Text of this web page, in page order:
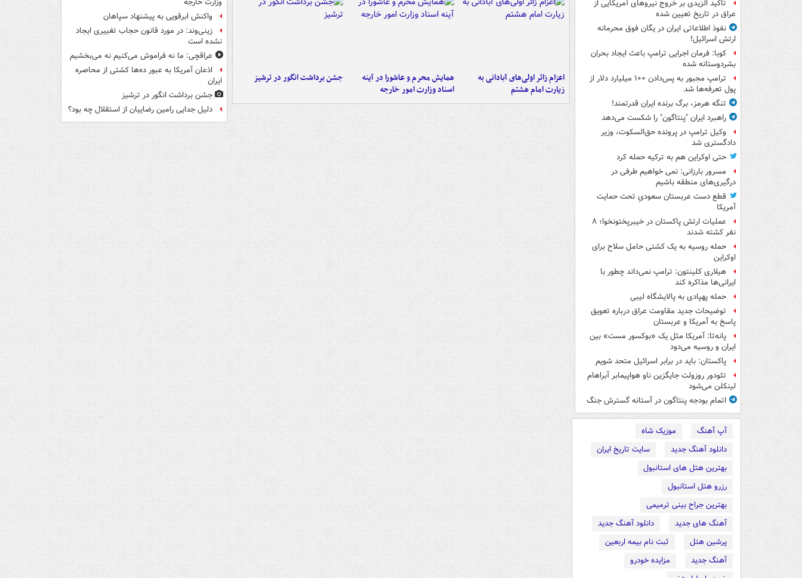
تاکید الزیدی بر خروج نیروهای آمریکایی از
عراق در تاریخ تعیین شده
نفوذ اطلاعاتی ایران در یگان فوق محرمانه
ارتش اسرائیل!
کوبا: فرمان اجرایی ترامپ باعث ایجاد بحران
بشردوستانه شده
ترامپ مجبور به پس‌دادن ۱۰۰ میلیارد دلار از
پول تعرفه‌ها شد
تنگه هرمز، برگ برنده ایران قدرتمند!
راهبرد ایران "پنتاگون" را شکست می‌دهد
وکیل ترامپ در پرونده حق‌السکوت، وزیر
دادگستری شد
حتی اوکراین هم به ترکیه حمله کرد
مسرور بارزانی: نمی خواهیم طرفی در
درگیری‌های منطقه باشیم
قطع دست عربستان سعودیِ تحت حمایت
آمریکا
عملیات ارتش پاکستان در خیبرپختونخوا؛ ۸
نفر کشته شدند
حمله روسیه به یک کشتی حامل سلاح برای
اوکراین
هیلاری کلینتون: ترامپ نمی‌داند چطور با
ایرانی‌ها مذاکره کند
حمله پهپادی به پالایشگاه لیبی
توضیحات جدید مقاومت عراق درباره تعویق
پاسخ به آمریکا و عربستان
پانه‌تا: آمریکا مثل یک «بوکسور مست» بین
ایران و روسیه می‌دود
پاکستان: باید در برابر اسرائیل متحد شویم
تئودور روزولت جایگزین ناو هواپیمابر آبراهام
لینکلن می‌شود
اتمام بودجه پنتاگون در آستانه گسترش جنگ
آپ آهنگ
موزیک شاه
دانلود آهنگ جدید
سایت تاریخ ایران
بهترین هتل های استانبول
رزرو هتل استانبول
بهترین جراح بینی ترمیمی
آهنگ های جدید
دانلود آهنگ جدید
پرشین هتل
ثبت نام بیمه اربعین
آهنگ جدید
مزایده خودرو
اعزام زائر اولی‌های آبادانی به
زیارت امام هشتم
همایش محرم و عاشورا در آینه
اسناد وزارت امور خارجه
جشن برداشت انگور در ترشیز
وزارت خارجه
واکنش ابرقویی به پیشنهاد سپاهان
زینی‌وند: در مورد قانون حجاب تغییری ایجاد
نشده است
عراقچی: ما نه فراموش می‌کنیم نه می‌بخشیم
اذعان آمریکا به عبور ده‌ها کشتی از محاصره
ایران
جشن برداشت انگور در ترشیز
دلیل جدایی رامین رضاییان از استقلال چه بود؟